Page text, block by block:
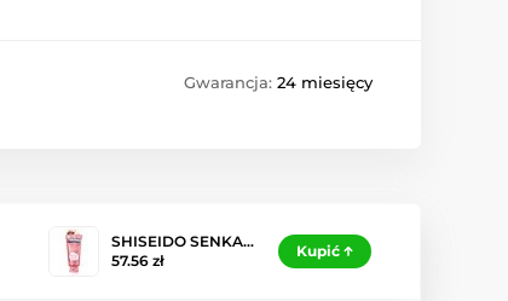
Gwarancja: 24 miesięcy
SHISEIDO SENKA…
57.56 zł
Kupić